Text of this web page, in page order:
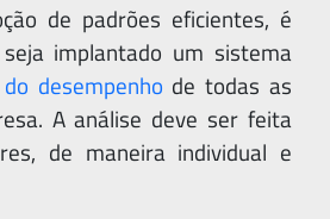
de padrões eficientes, é
implantado um sistema
desempenho de todas as
A análise deve ser feita
de maneira individual e